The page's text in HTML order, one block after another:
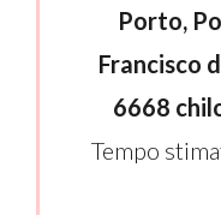
Porto,
Francisco
6668
Tempo